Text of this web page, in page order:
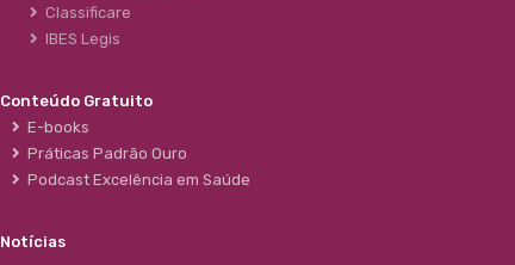
Classificare
IBES Legis
Conteúdo Gratuito
E-books
Práticas Padrão Ouro
Podcast Excelência em Saúde
Notícias